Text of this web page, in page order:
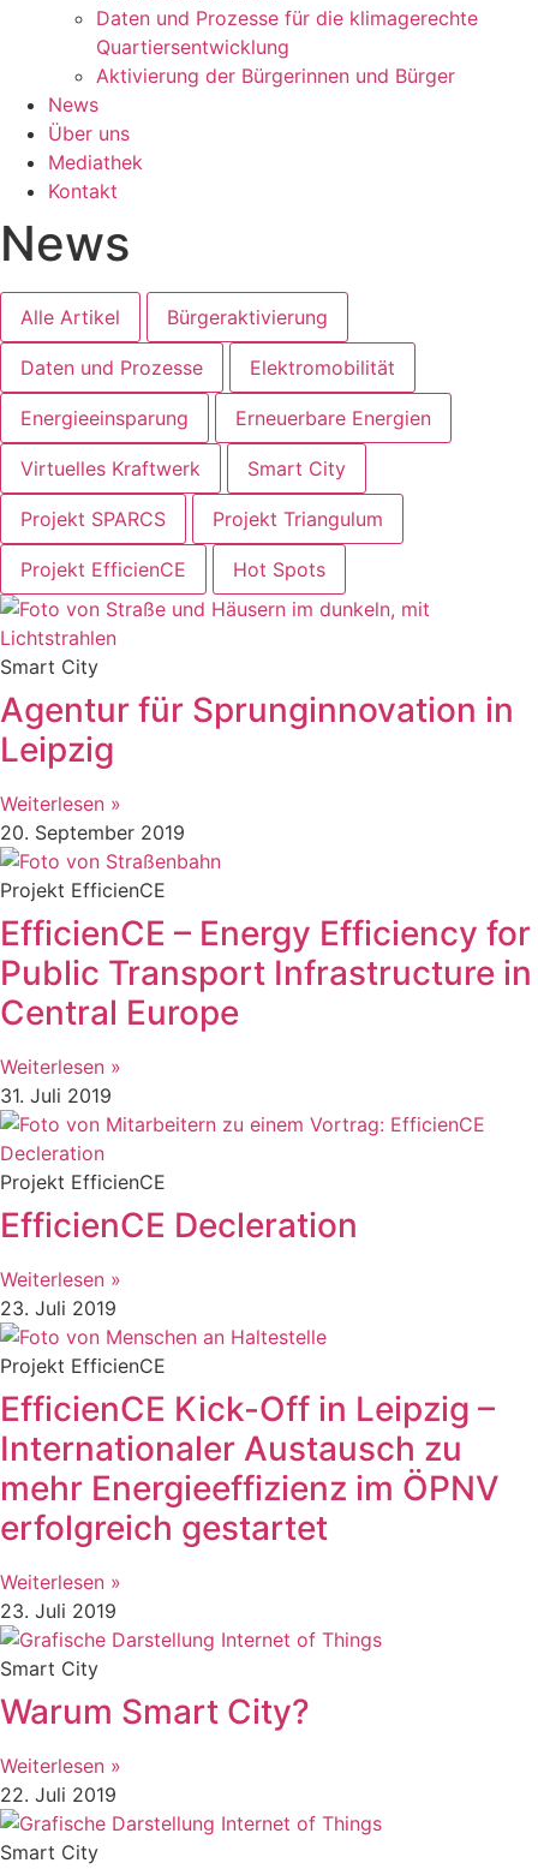
Daten und Prozesse für die klimagerechte
Quartiersentwicklung
Aktivierung der Bürgerinnen und Bürger
News
Über uns
Mediathek
Kontakt
News
Alle Artikel Bürgeraktivierung
Daten und Prozesse Elektromobilität
Energieeinsparung Erneuerbare Energien
Virtuelles Kraftwerk Smart City
Projekt SPARCS Projekt Triangulum
Projekt EfficienCE Hot Spots
Smart City
Agentur für Sprunginnovation in
Leipzig
Weiterlesen »
20. September 2019
Projekt EfficienCE
EfficienCE – Energy Efficiency for
Public Transport Infrastructure in
Central Europe
Weiterlesen »
31. Juli 2019
Projekt EfficienCE
EfficienCE Decleration
Weiterlesen »
23. Juli 2019
Projekt EfficienCE
EfficienCE Kick-Off in Leipzig –
Internationaler Austausch zu
mehr Energieeffizienz im ÖPNV
erfolgreich gestartet
Weiterlesen »
23. Juli 2019
Smart City
Warum Smart City?
Weiterlesen »
22. Juli 2019
Smart City